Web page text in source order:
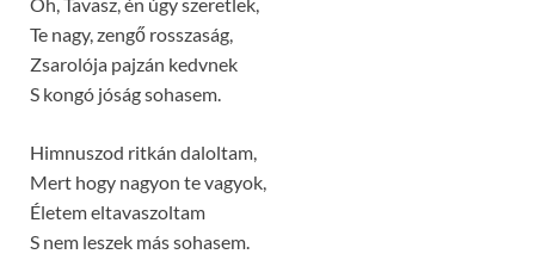
Te nagy, zengő rosszaság,
Zsarolója pajzán kedvnek
S kongó jóság sohasem.
Himnuszod ritkán daloltam,
Mert hogy nagyon te vagyok,
Életem eltavaszoltam
S nem leszek más sohasem.